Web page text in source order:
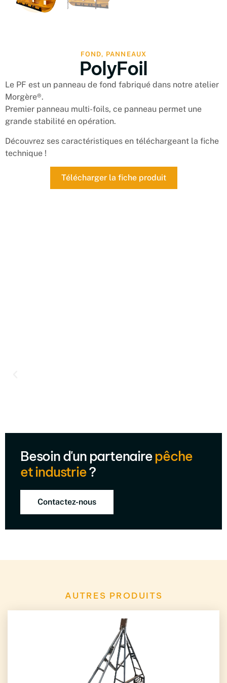
FOND, PANNEAUX
PolyFoil
Le PF est un panneau de fond fabriqué dans notre atelier
Morgère®.
Premier panneau multi-foils, ce panneau permet une
grande stabilité en opération.
Découvrez ses caractéristiques en téléchargeant la fiche
technique !
Télécharger la fiche produit
Besoin d'un partenairepêche
et industrie?
Contactez-nous
AUTRES PRODUITS